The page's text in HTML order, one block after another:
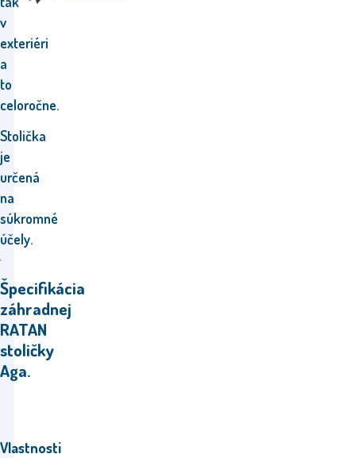
v
exteriéri
a
to
celoročne.
Stolička
je
určená
na
súkromné
účely.
Špecifikácia
záhradnej
RATAN
stoličky
Aga.
Vlastnosti